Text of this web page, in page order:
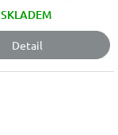
SKLADEM
Detail